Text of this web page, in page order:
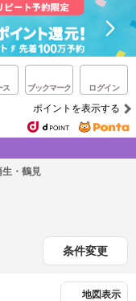
ス ブックマーク ログイン
ポイントを表示する
生・鶴見
条件変更
地図表示